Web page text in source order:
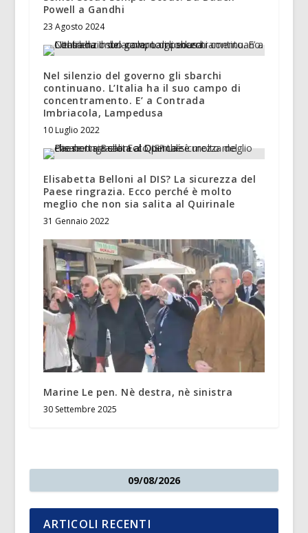
Powell a Gandhi
23 Agosto 2024
Nel silenzio del governo gli sbarchi
continuano. L’Italia ha il suo campo di
concentramento. E’ a Contrada
Imbriacola, Lampedusa
10 Luglio 2022
Elisabetta Belloni al DIS? La sicurezza del
Paese ringrazia. Ecco perché è molto
meglio che non sia salita al Quirinale
31 Gennaio 2022
Marine Le pen. Nè destra, nè sinistra
30 Settembre 2025
09/08/2026
ARTICOLI RECENTI